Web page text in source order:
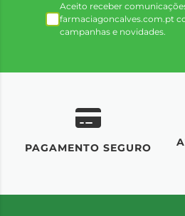
Aceito receber
farmaciagoncalves.com.pt
campanhas e novidades.
PAGAMENTO SEGURO